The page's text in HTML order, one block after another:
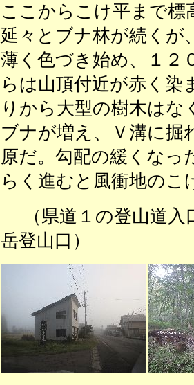
ここからこけ平まで標
延々とブナ林が続くが
薄く色づき始め、１２
らは山頂付近が赤く染
りから大型の樹木は
ブナが増え、Ｖ溝に掘
原だ。勾配の緩くなっ
らく進むと風衝地のこ
（県道１の登山道
岳登山口） （